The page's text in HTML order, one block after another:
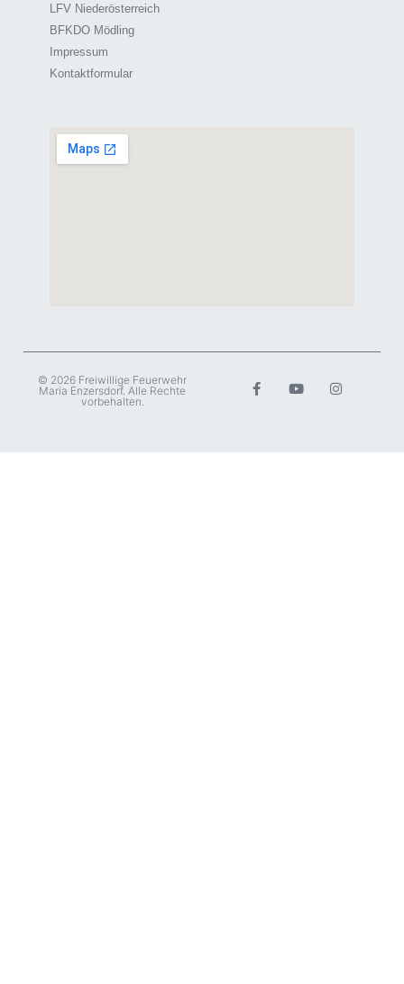
LFV Niederösterreich
BFKDO Mödling
Impressum
Kontaktformular
© 2026 Freiwillige Feuerwehr
Maria Enzersdorf. Alle Rechte
vorbehalten.